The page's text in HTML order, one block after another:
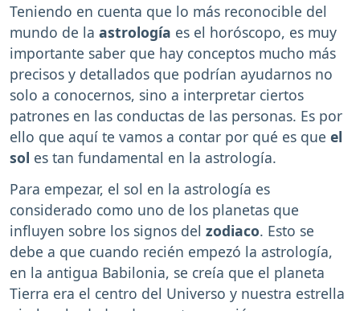
Teniendo en cuenta que lo más reconocible del
mundo de la astrología es el horóscopo, es muy
importante saber que hay conceptos mucho más
precisos y detallados que podrían ayudarnos no
solo a conocernos, sino a interpretar ciertos
patrones en las conductas de las personas. Es por
ello que aquí te vamos a contar por qué es que el
sol es tan fundamental en la astrología.
Para empezar, el sol en la astrología es
considerado como uno de los planetas que
influyen sobre los signos del zodiaco. Esto se
debe a que cuando recién empezó la astrología,
en la antigua Babilonia, se creía que el planeta
Tierra era el centro del Universo y nuestra estrella